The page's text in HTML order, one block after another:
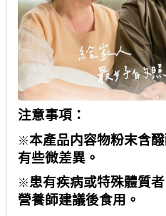
注意事項：
※本產品内容物粉末含
有些微差異。
※患有疾病或特殊體質
營養師建議後食用。